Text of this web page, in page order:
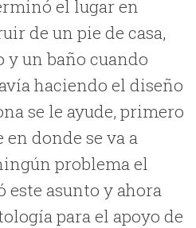
el lugar en
de un pie de casa,
y un baño cuando
haciendo el diseño
se le ayude, primero
donde se va a
problema el
este asunto y ahora
para el apoyo de